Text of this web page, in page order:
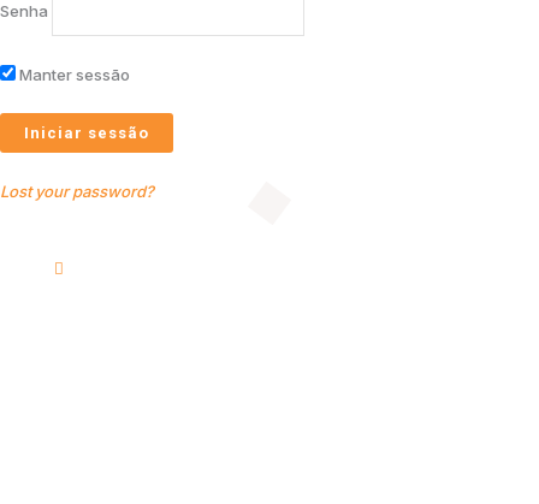
Senha
Manter sessão
Lost your password?